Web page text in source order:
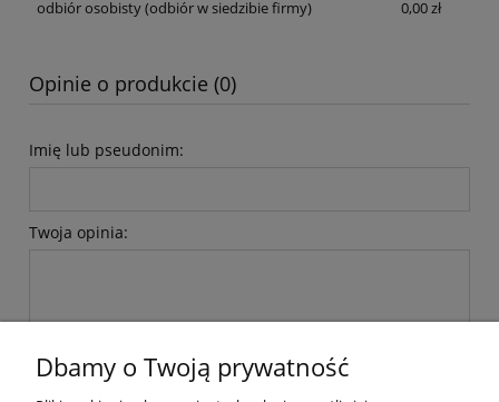
odbiór osobisty(odbiór w siedzibie firmy) 0,00 zł
Opinie o produkcie (0)
Imię lub pseudonim:
Twoja opinia:
Dbamy o Twoją prywatność